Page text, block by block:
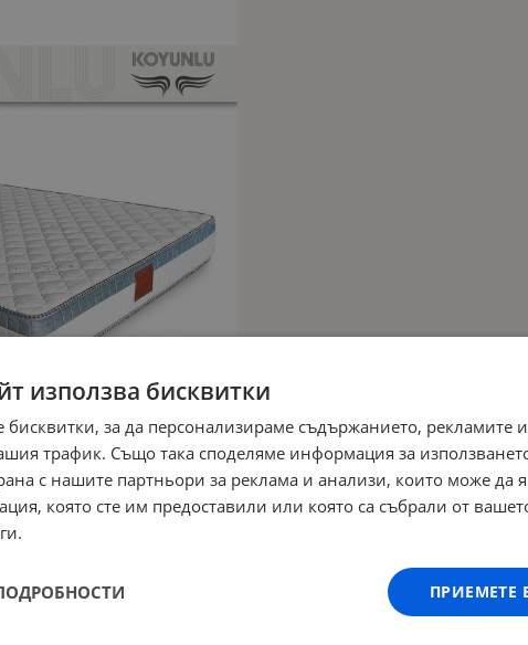
използва бисквитки
бисквитки, за да персонализираме съдържанието, рекламите
трафик. Също така споделяме информация за
с нашите партньори за реклама и анализи, които може да
която сте им предоставили или която са събрали от
ПРИЕМЕТЕ